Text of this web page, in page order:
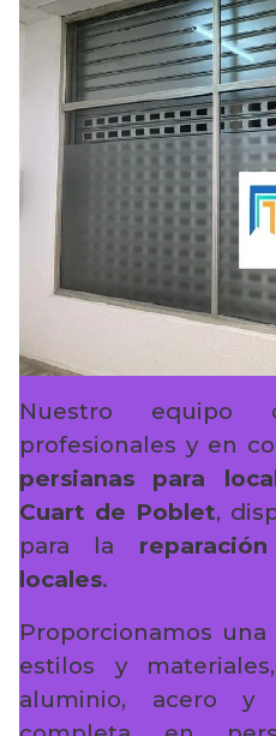
Nuestro equipo
profesionales y en
persianas para
Cuart de Poblet,
para la
locales.
Proporcionamos
estilos y
aluminio, acero y